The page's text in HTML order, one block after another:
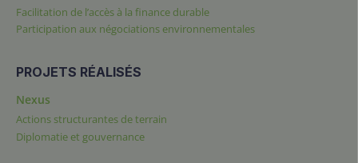
Facilitation de l’accès à la finance durable
Participation aux négociations environnementales
PROJETS RÉALISÉS
Nexus
Actions structurantes de terrain
Diplomatie et gouvernance